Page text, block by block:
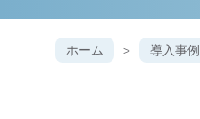
ホーム 導入事例